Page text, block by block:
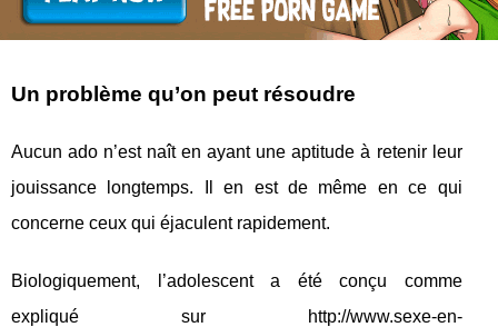
Un problème qu’on peut résoudre
Aucun ado n’est naît en ayant une aptitude à retenir leur
jouissance longtemps. Il en est de même en ce qui
concerne ceux qui éjaculent rapidement.
Biologiquement, l’adolescent a été conçu comme
expliqué sur http://www.sexe-en-